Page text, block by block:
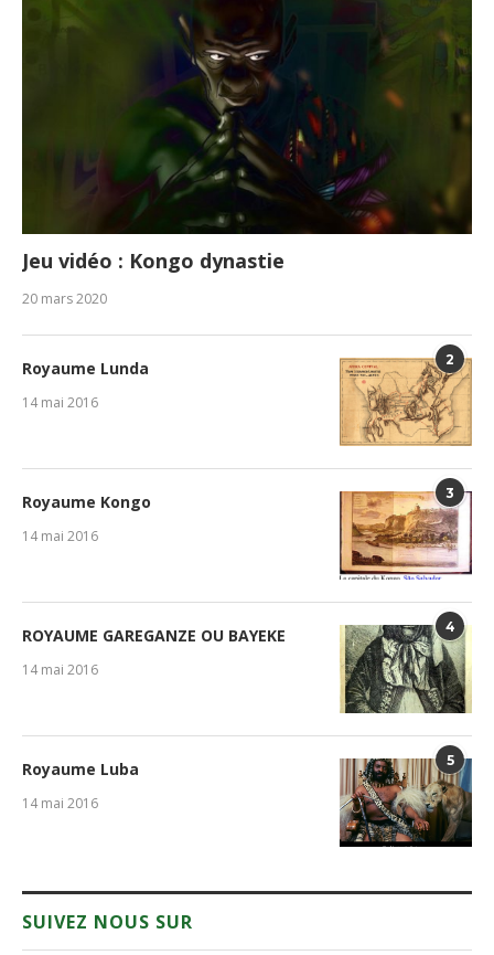
Jeu vidéo : Kongo dynastie
20 mars 2020
2
Royaume Lunda
14 mai 2016
3
Royaume Kongo
14 mai 2016
4
ROYAUME GAREGANZE OU BAYEKE
14 mai 2016
5
Royaume Luba
14 mai 2016
SUIVEZ NOUS SUR